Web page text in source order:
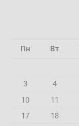
Пн Вт
3
4
10
11
17
18